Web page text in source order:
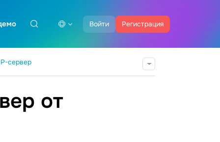
Войти Регистрация
сервер
от